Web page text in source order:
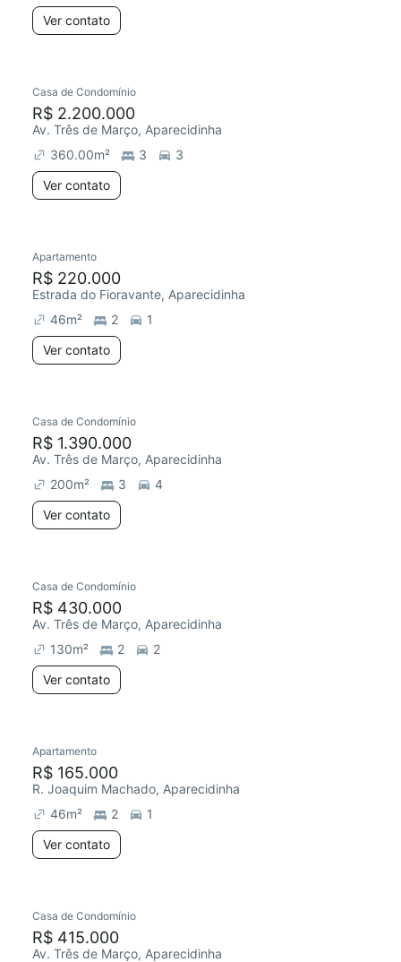
Ver contato
Casa de Condomínio
R$ 2.200.000
Av. Três de Março, Aparecidinha
360.00m² 3
3
Ver contato
Apartamento
R$ 220.000
Estrada do Fioravante, Aparecidinha
46m² 2
1
Ver contato
Casa de Condomínio
R$ 1.390.000
Av. Três de Março, Aparecidinha
200m² 3
4
Ver contato
Casa de Condomínio
R$ 430.000
Av. Três de Março, Aparecidinha
130m² 2
2
Ver contato
Apartamento
R$ 165.000
R. Joaquim Machado, Aparecidinha
46m² 2
1
Ver contato
Casa de Condomínio
R$ 415.000
Av. Três de Março, Aparecidinha